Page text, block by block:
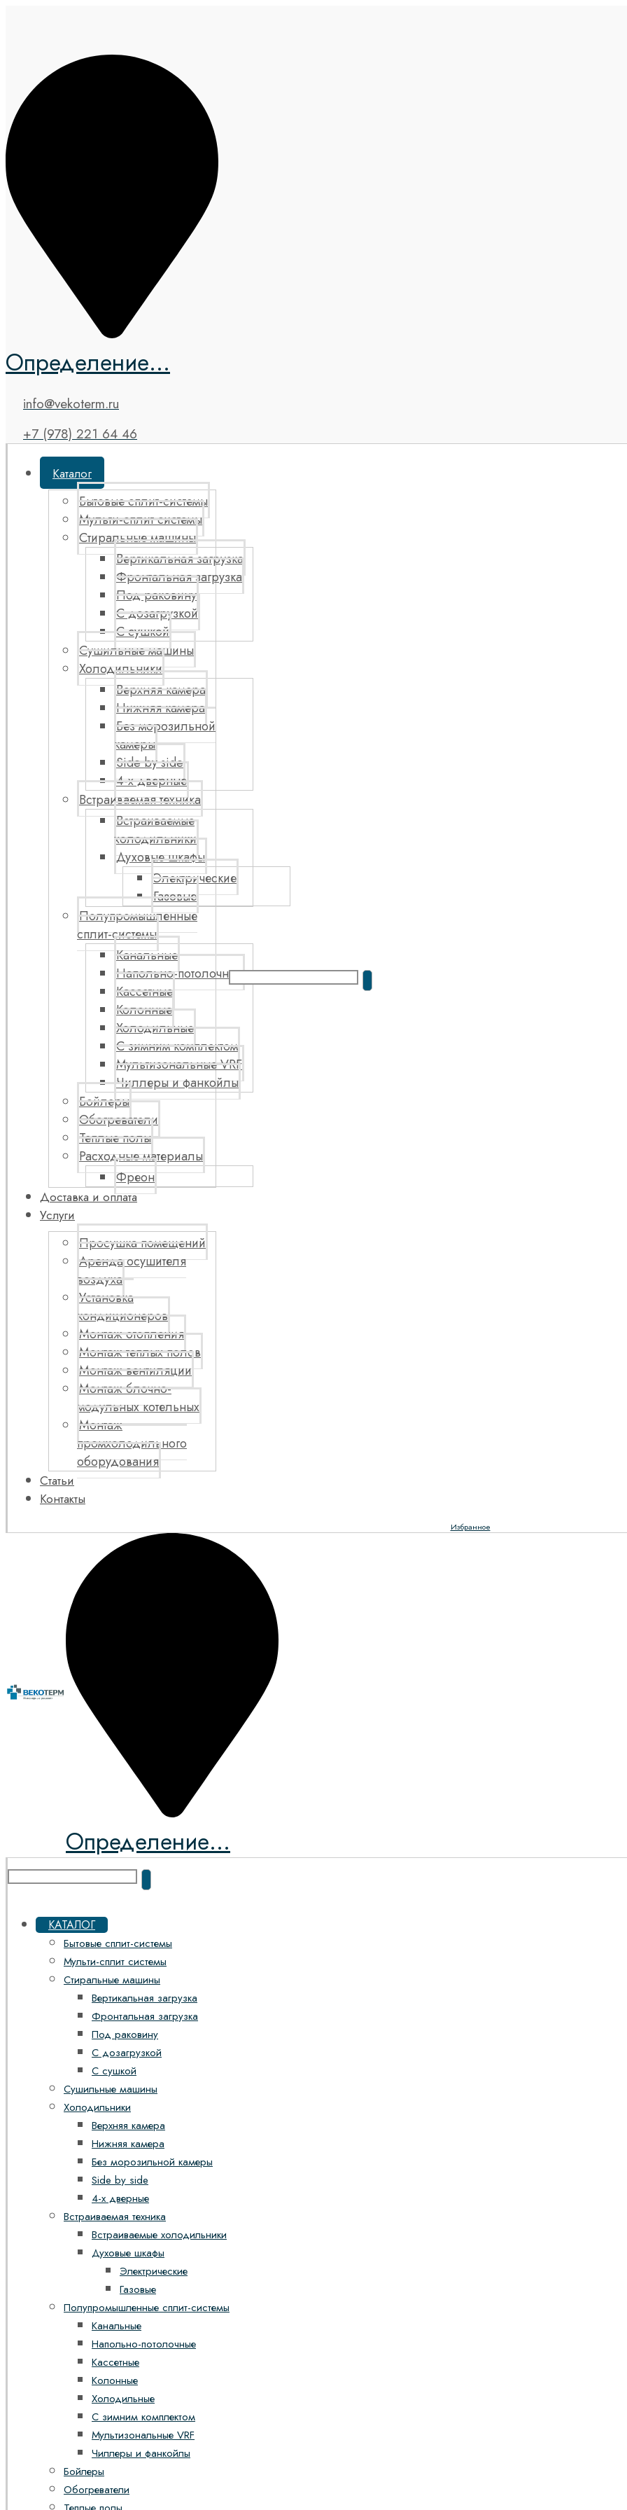
Определение...
info@vekoterm.ru
+7 (978) 221 64 46
Каталог
Бытовые сплит-системы
Мульти-сплит системы
Стиральные машины
Вертикальная загрузка
Фронтальная загрузка
Под раковину
С дозагрузкой
С сушкой
Сушильные машины
Холодильники
Верхняя камера
Нижняя камера
Без морозильной
камеры
Side by side
4-х дверные
Встраиваемая техника
Встраиваемые
холодильники
Духовые шкафы
Электрические
Газовые
Полупромышленные
сплит-системы
Канальные
Напольно-потолочные
Кассетные
Колонные
Холодильные
С зимним комплектом
Мультизональные VRF
Чиллеры и фанкойлы
Бойлеры
Обогреватели
Теплые полы
Расходные материалы
Фреон
Доставка и оплата
Услуги
Просушка помещений
Аренда осушителя
воздуха
Установка
кондиционеров
Монтаж отопления
Монтаж теплых полов
Монтаж вентиляции
Монтаж блочно-
модульных котельных
Монтаж
промхолодильного
оборудования
Статьи
Контакты
Избранное
Определение...
КАТАЛОГ
Бытовые сплит-системы
Мульти-сплит системы
Стиральные машины
Вертикальная загрузка
Фронтальная загрузка
Под раковину
С дозагрузкой
С сушкой
Сушильные машины
Холодильники
Верхняя камера
Нижняя камера
Без морозильной камеры
Side by side
4-х дверные
Встраиваемая техника
Встраиваемые холодильники
Духовые шкафы
Электрические
Газовые
Полупромышленные сплит-системы
Канальные
Напольно-потолочные
Кассетные
Колонные
Холодильные
С зимним комплектом
Мультизональные VRF
Чиллеры и фанкойлы
Бойлеры
Обогреватели